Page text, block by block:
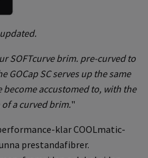
SOFTcurve brim. pre-curved to
GOCap SC serves up the same
accustomed to, with the
a curved brim."
klar COOLmatic-
prestandafibrer.